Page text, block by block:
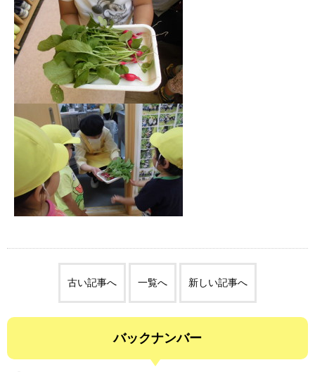
古い記事へ 一覧へ 新しい記事へ
バックナンバー